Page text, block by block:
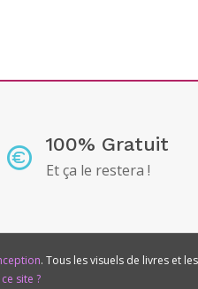
100% Gratuit
Et ça le restera !
. Tous les visuels de livres et
site ?